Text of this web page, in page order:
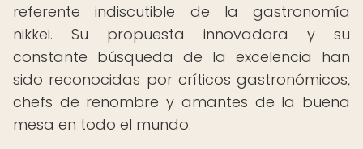
referente indiscutible de la gastronomía
nikkei. Su propuesta innovadora y su
constante búsqueda de la excelencia han
sido reconocidas por críticos gastronómicos,
chefs de renombre y amantes de la buena
mesa en todo el mundo.